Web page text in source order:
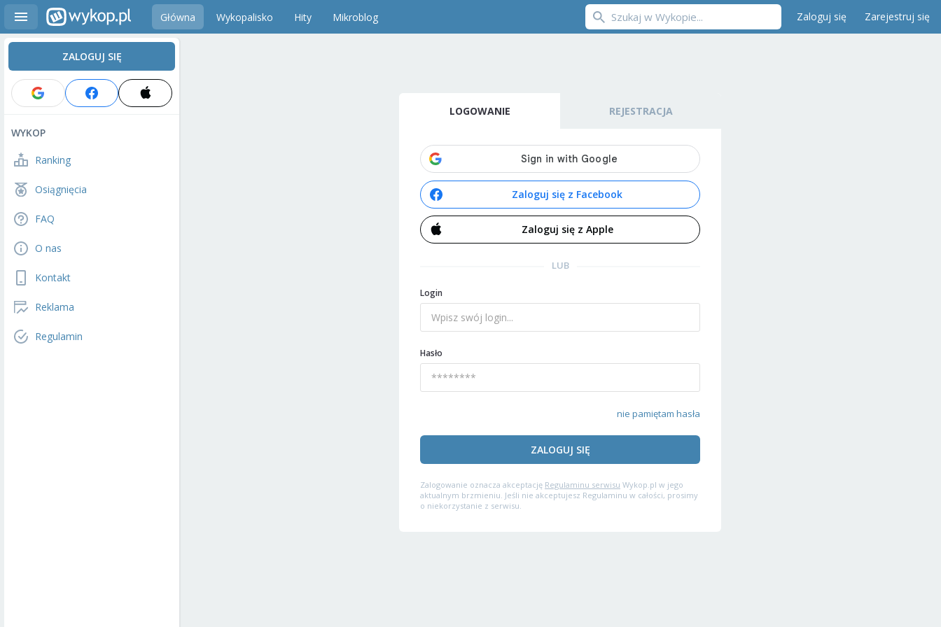
Główna Wykopalisko Hity Mikroblog Zaloguj się Zarejestruj się
ZALOGUJ SIĘ
WYKOP
Ranking
Osiągnięcia
FAQ
O nas
Kontakt
Reklama
Regulamin
LOGOWANIE REJESTRACJA
Zaloguj się z Facebook
Zaloguj się z Apple
LUB
Login
Hasło
nie pamiętam hasła
ZALOGUJ SIĘ
Zalogowanie oznacza akceptację Regulaminu serwisu Wykop.pl w jego
aktualnym brzmieniu. Jeśli nie akceptujesz Regulaminu w całości, prosimy
o niekorzystanie z serwisu.